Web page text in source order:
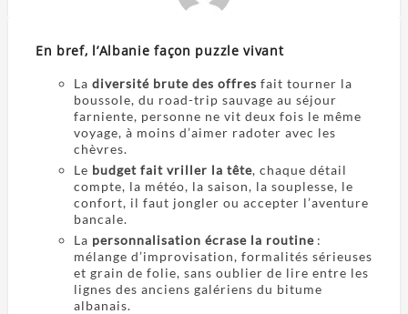
En bref, l’Albanie façon puzzle vivant
La diversité brute des offres fait tourner la
boussole, du road-trip sauvage au séjour
farniente, personne ne vit deux fois le même
voyage, à moins d’aimer radoter avec les
chèvres.
Le budget fait vriller la tête, chaque détail
compte, la météo, la saison, la souplesse, le
confort, il faut jongler ou accepter l’aventure
bancale.
La personnalisation écrase la routine:
mélange d’improvisation, formalités sérieuses
et grain de folie, sans oublier de lire entre les
lignes des anciens galériens du bitume
albanais.